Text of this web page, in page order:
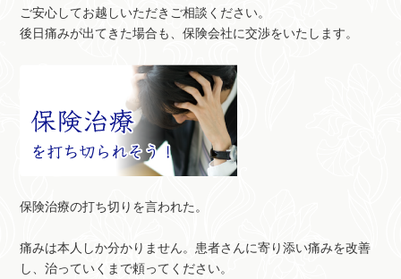
ご安心してお越しいただきご相談ください。
後日痛みが出てきた場合も、保険会社に交渉をいたします。
保険治療の打ち切りを言われた。
痛みは本人しか分かりません。患者さんに寄り添い痛みを改善
し、治っていくまで頼ってください。